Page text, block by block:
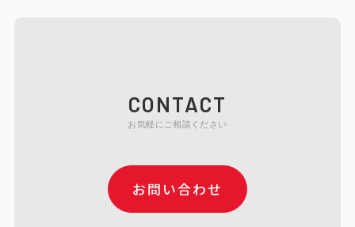
CONTACT
お気軽にご相談ください
お問い合わせ